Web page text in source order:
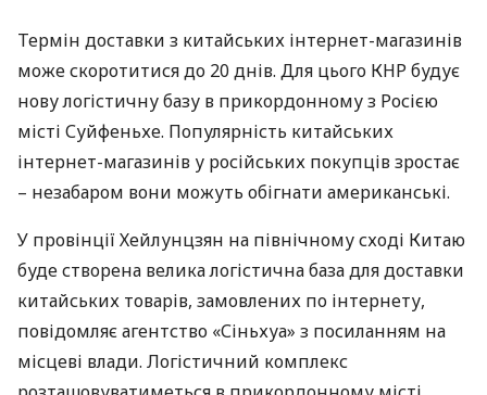
Термін доставки з китайських інтернет-магазинів
може скоротитися до 20 днів. Для цього КНРбудує
нову логістичну базу в прикордонному з Росією
місті Суйфеньхе. Популярність китайських
інтернет-магазинів у російських покупців зростає
– незабаром вони можуть обігнати американські.
У провінції Хейлунцзян на північному сході Китаю
буде створена велика логістична база для доставки
китайських товарів, замовлених по інтернету,
повідомляє агентство «Сіньхуа» з посиланням на
місцеві влади. Логістичний комплекс